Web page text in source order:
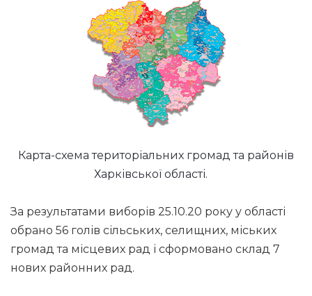
Карта-схема територіальних громад та районів
Харківської області.
За результатами виборів 25.10.20 року у області
обрано 56 голів сільських, селищних, міських
громад та місцевих рад і сформовано склад 7
нових районних рад.